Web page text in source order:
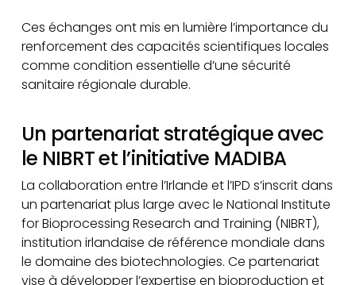
Ces échanges ont mis en lumière l’importance du
renforcement des capacités scientifiques locales
comme condition essentielle d’une sécurité
sanitaire régionale durable.
Un partenariat stratégique avec
le NIBRT et l’initiative MADIBA
La collaboration entre l’Irlande et l’IPD s’inscrit dans
un partenariat plus large avec le National Institute
for Bioprocessing Research and Training (NIBRT),
institution irlandaise de référence mondiale dans
le domaine des biotechnologies. Ce partenariat
vise à développer l’expertise en bioproduction et